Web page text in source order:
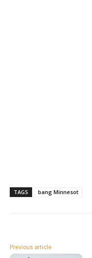
TAGS bang Minnesot
Previous article